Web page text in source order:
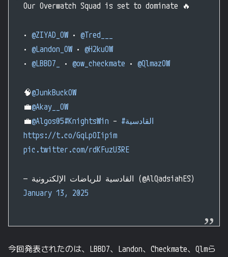
Our Overwatch Squad is set to dominate 🔥
• @ZIYAD_OW• @Tred___
• @Landon_OW• @H2kuOW
• @LBBD7_ • @ow_checkmate • @QlmazOW
🧠@JunkBuckOW
💼@Akay__OW
💼@Algos05#KnightsWin –
#القادسية
https://t.co/GqLpOIipim
pic.twitter.com/rdKFuzU3RE
— القادسية للرياضات الإلكترونية (@AlQadsiahES)
January 13, 2025
今回発表されたのは、LBBD7、Landon、Checkmate、Qlmら